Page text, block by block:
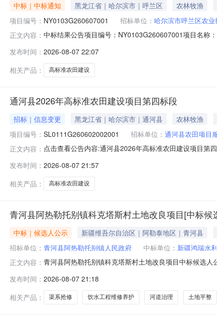
中标｜中标通知 黑龙江省｜哈尔滨市｜呼兰区
农林牧渔
项目编号： NY0103G260607001 招标单位： 哈尔滨市呼兰区农
正文内容： 中标结果公告项目编号：NY0103G260607001项目名称
NYSG0103G260607001001010呼兰区2026年高标准农
发布时间： 2026-08-07 22:07
相关产品：
高标准农田建设
通河县2026年高标准农田建设项目第四标段
招标｜信息变更 黑龙江省｜哈尔滨市｜通河县
农林牧渔
项目编号： SL0111G260602002001 招标单位： 通河县农田项目
正文内容： 点击查看公告内容:通河县2026年高标准农田建设项目第
发布时间： 2026-08-07 21:57
相关产品：
高标准农田建设
青河县阿热勒托别镇科克塔斯村土地改良项目[中标候
中标｜候选人公示
新疆维吾尔自治区｜阿勒泰地区｜青河县
招标单位： 青河县阿热勒托别镇人民政府 中标单位： 新疆鸿瑞水
正文内容： 青河县阿热勒托别镇科克塔斯村土地改良项目中标候选
公示：第一中标候选人单位名称：新疆鸿瑞水利工程有
(天)：78质量标
发布时间： 2026-08-07 21:18
相关产品：
渠系抢修 饮水工程维修养护 河道治理 土地平整